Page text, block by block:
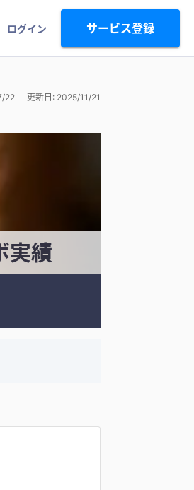
ログイン サービス登録
22 更新日: 2025/11/21
実績